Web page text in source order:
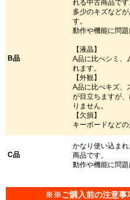
B品
れる中古商品です
多少のキズなど
す。
動作や機能に問題
【液晶】
A品に比べシミ、
れます。
【外観】
A品に比べキズ、
が目立ちますが
りません。
【欠損】
キーボードなどの
C品
かなり使い込ま
商品です。
動作や機能に問題
※※ご購入前の注意